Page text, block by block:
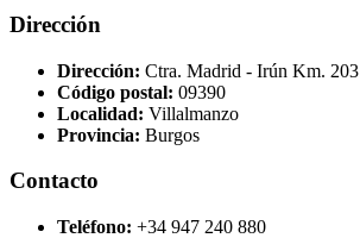
Dirección
Dirección: Ctra. Madrid - Irún Km. 203
Código postal: 09390
Localidad: Villalmanzo
Provincia: Burgos
Contacto
Teléfono: +34 947 240 880